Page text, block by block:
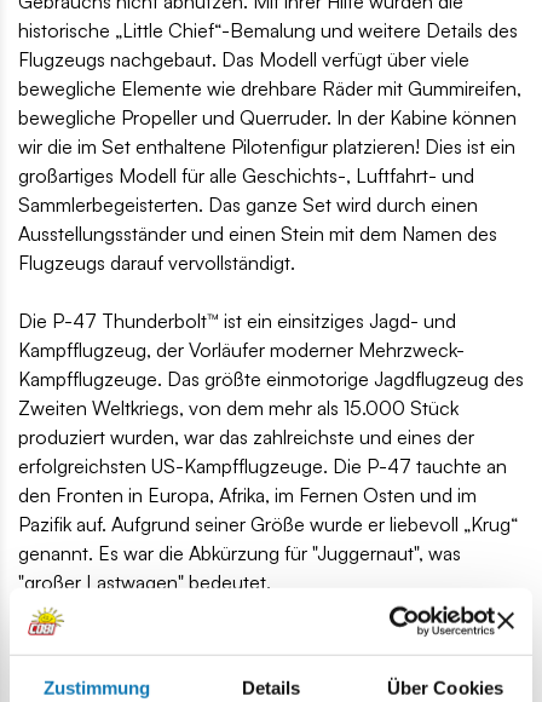
Zustimmung Details Über Cookies
historische „Little Chief“-Bemalung und weitere Details des
Flugzeugs nachgebaut. Das Modell verfügt über viele
bewegliche Elemente wie drehbare Räder mit Gummireifen,
bewegliche Propeller und Querruder. In der Kabine können
wir die im Set enthaltene Pilotenfigur platzieren! Dies ist ein
großartiges Modell für alle Geschichts-, Luftfahrt- und
Sammlerbegeisterten. Das ganze Set wird durch einen
Ausstellungsständer und einen Stein mit dem Namen des
Flugzeugs darauf vervollständigt.
Die P-47 Thunderbolt™ ist ein einsitziges Jagd- und
Kampfflugzeug, der Vorläufer moderner Mehrzweck-
Kampfflugzeuge. Das größte einmotorige Jagdflugzeug des
Zweiten Weltkriegs, von dem mehr als 15.000 Stück
produziert wurden, war das zahlreichste und eines der
erfolgreichsten US-Kampfflugzeuge. Die P-47 tauchte an
den Fronten in Europa, Afrika, im Fernen Osten und im
Pazifik auf. Aufgrund seiner Größe wurde er liebevoll „Krug“
genannt. Es war die Abkürzung für "Juggernaut", was
"großer Lastwagen" bedeutet.
567 hochwertige Elemente,
hergestellt in der EU von einem Unternehmen mit über
20-jähriger Tradition,